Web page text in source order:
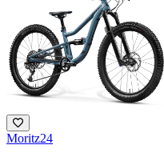
Moritz24